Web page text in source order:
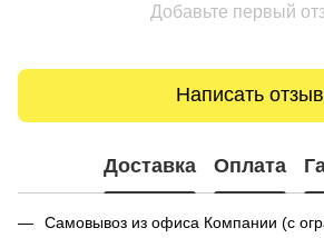
Добавьте первый
Написать отзыв
Доставка Оплата
Самовывоз из офиса Компании (с